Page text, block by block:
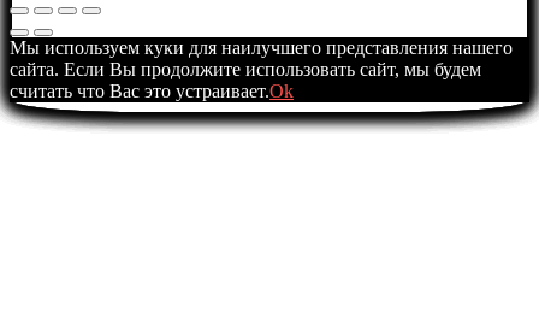
Мы используем куки для наилучшего представления нашего
сайта. Если Вы продолжите использовать сайт, мы будем
считать что Вас это устраивает.Ok